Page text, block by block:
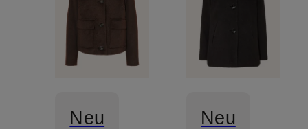
Neu Neu